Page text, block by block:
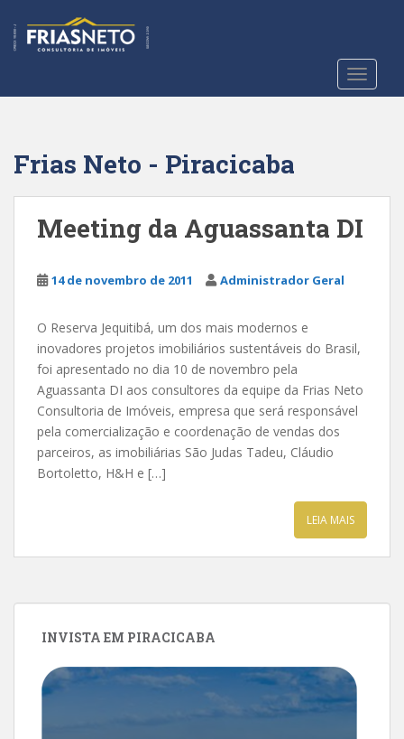
t
Frias Neto - Piracicaba
Meeting da Aguassanta DI
14 de novembro de 2011 Administrador Geral
O Reserva Jequitibá, um dos mais modernos e
inovadores projetos imobiliários sustentáveis do Brasil,
foi apresentado no dia 10 de novembro pela
Aguassanta DI aos consultores da equipe da Frias Neto
Consultoria de Imóveis, empresa que será responsável
pela comercialização e coordenação de vendas dos
parceiros, as imobiliárias São Judas Tadeu, Cláudio
Bortoletto, H&H e […]
LEIA MAIS
INVISTA EM PIRACICABA